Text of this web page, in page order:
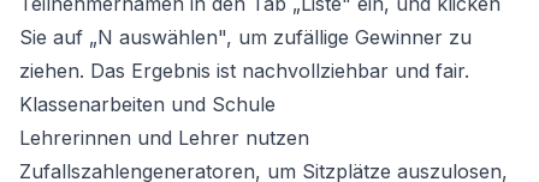
Sie auf „N auswählen", um zufällige Gewinner zu
ziehen. Das Ergebnis ist nachvollziehbar und fair.
Klassenarbeiten und Schule
Lehrerinnen und Lehrer nutzen
Zufallszahlengeneratoren, um Sitzplätze auszulosen,